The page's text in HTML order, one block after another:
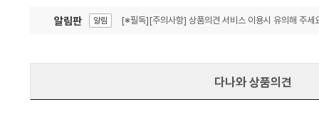
알림판 알림 [※필독][주의사항] 상품의견 서비스 이용시 유의해 주세
다나와 상품의견